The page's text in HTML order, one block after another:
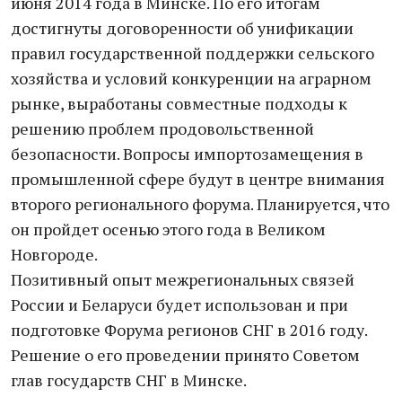
достигнуты договоренности об унификации
правил государственной поддержки сельского
хозяйства и условий конкуренции на аграрном
рынке, выработаны совместные подходы к
решению проблем продовольственной
безопасности. Вопросы импортозамещения в
промышленной сфере будут в центре внимания
второго регионального форума. Планируется, что
он пройдет осенью этого года в Великом
Новгороде.
Позитивный опыт межрегиональных связей
России и Беларуси будет использован и при
подготовке Форума регионов СНГ в 2016 году.
Решение о его проведении принято Советом
глав государств СНГ в Минске.